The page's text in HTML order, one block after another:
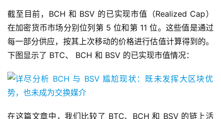
截至目前，BCH 和 BSV 的已实现市值（Realized Cap）
在加密货币市场分别位列第 5 位和第 11 位。这些值是通过
每一部分供应，按其上次移动的价格进行估值计算得到的。
下图显示了 BTC、 BCH 和 BSV 的已实现市值情况：
在这篇文章中，我们比较了 BTC、BCH 和 BSV 的链上活